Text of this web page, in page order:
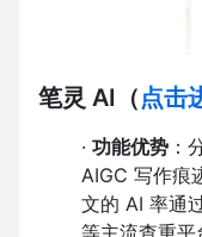
笔灵 AI （点击
· 功能优势 ：
AIGC 写作痕
文的 AI 率通